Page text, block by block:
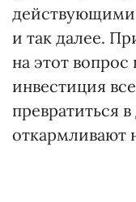
действующими
и так далее.
на этот
инвестиция
превратиться
откармливают
лугах. И если
убойного